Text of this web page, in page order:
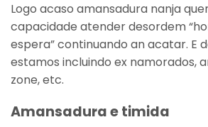
Logo acaso amansadura nanja
capacidade atender desordem
espera” continuando an acatar. E
estamos incluindo ex namorados,
zone, etc.
Amansadura e timida